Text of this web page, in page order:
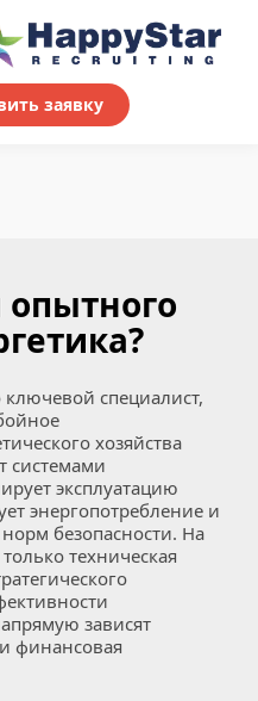
специалист,
хозяйства
системами
эксплуатацию
энергопотребление и
безопасности. На
техническая
зависят
финансовая
заявку